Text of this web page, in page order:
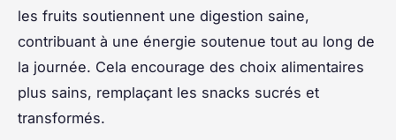
les fruits soutiennent une digestion saine,
contribuant à une énergie soutenue tout au long de
la journée. Cela encourage des choix alimentaires
plus sains, remplaçant les snacks sucrés et
transformés.